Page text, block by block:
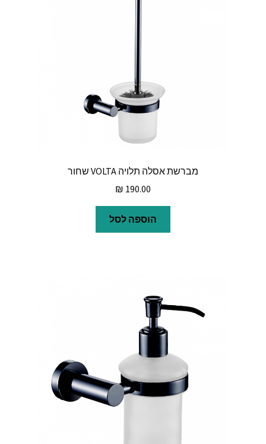
מברשת אסלה תלויה VOLTA שחור
₪ 190.00
הוספה לסל